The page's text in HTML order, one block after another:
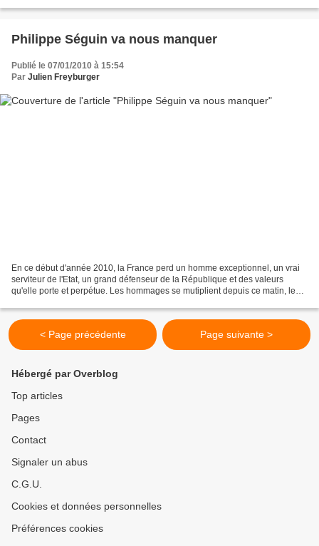
Philippe Séguin va nous manquer
Publié le 07/01/2010 à 15:54
Par Julien Freyburger
En ce début d'année 2010, la France perd un homme exceptionnel, un vrai
serviteur de l'Etat, un grand défenseur de la République et des valeurs
qu'elle porte et perpétue. Les hommages se mutiplient depuis ce matin, les
< Page précédente Page suivante >
Hébergé par Overblog
Top articles
Pages
Contact
Signaler un abus
C.G.U.
Cookies et données personnelles
Préférences cookies